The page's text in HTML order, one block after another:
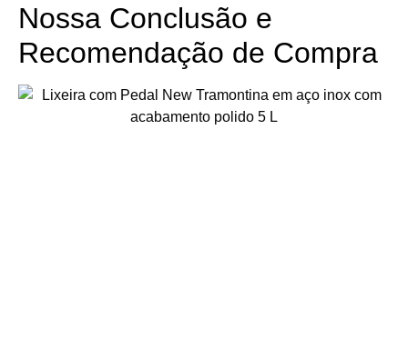
Nossa Conclusão e
Recomendação de Compra